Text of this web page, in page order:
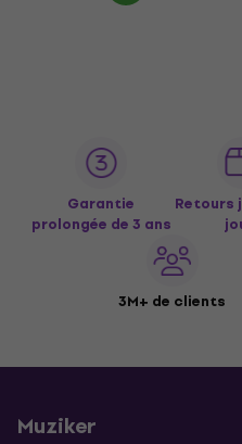
Garantie
prolongée de 3 ans
Retours
3M+ de clients
Muziker